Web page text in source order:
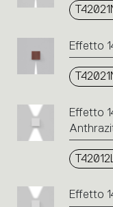
Effetto
Effetto
Effetto